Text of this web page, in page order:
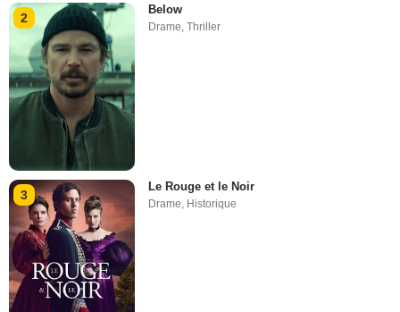
2
Below
Drame ,Thriller
3
Le Rouge et le Noir
Drame, Historique